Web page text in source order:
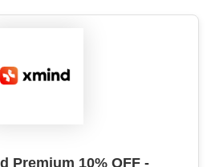
Premium 10% OFF -